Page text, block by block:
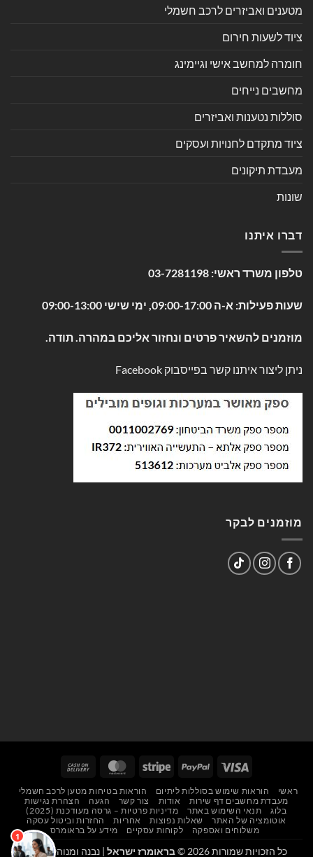
מטענים ואביזרים לרכב חשמלי
ציוד לשעות חירום
חומרה למחשב אישי וגיימינג
מחשבים נייחים
סוללות נטענות ואביזרים
ציוד מתקדם לחנויות ועסקים
מעבדת תיקונים
שונות
דברו איתנו
טלפון משרד ראשי: 03-7281198
שעות פעילות: א-ה 09:00-17:00, ימי שישי 09:00-13:00
מוזמנים להשאיר פרטים ונחזור אליכם במהרה. תודה.
ניתן ליצור איתנו קשר בפייסבוק Facebook
מוזמנים לבקר
Visa
PayPal
Stripe
MasterCard
Delivery
ראשי הוראות שימוש בסוללות ליתיום
הוראות בטיחות מטען לרכב חשמלי
מעבדת מחשבים דף שירות
אודות צור קשר הגעה
הצהרת נגישות
בלוג
תנאי השימוש באתר
מדיניות פרטיות – גרסה מעודכנת (2025)
אוטומציה של האתר
שאלות נפוצות אחריות
החזרות וביטול עסקה
משלוחים ואספקה
לקוחות עסקיים מידע על בראומרס
כל הזכויות שמורות 2026 © בראומרז ישראל | נבנה ומנוהל על ידי